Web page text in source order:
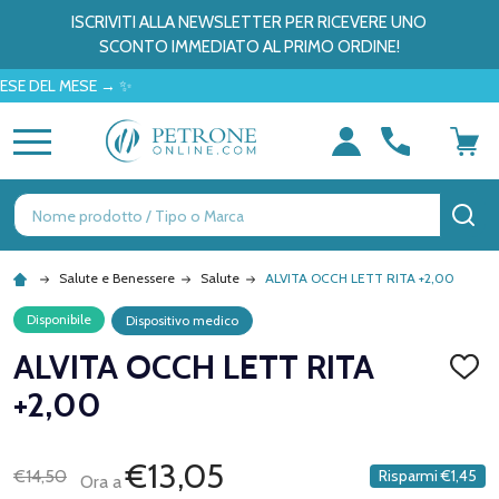
ISCRIVITI ALLA NEWSLETTER PER RICEVERE UNO
SCONTO IMMEDIATO AL PRIMO ORDINE!
MESE → ✨
Ricerca
Salute e Benessere Salute ALVITA OCCH LETT RITA +2,00
Disponibile Dispositivo medico
ALVITA OCCH LETT RITA
+2,00
€14,50
Ora a€13,05 Risparmi €1,45